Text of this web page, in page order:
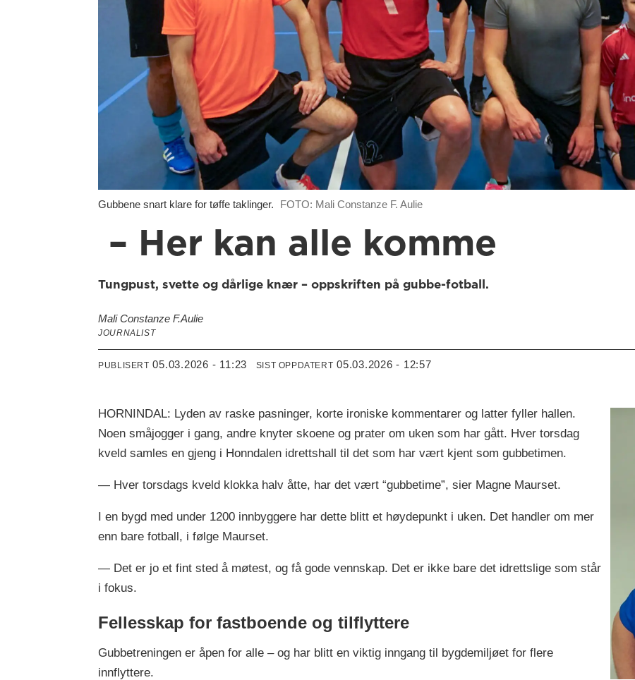
Gubbene snart klare for tøffe taklinger. FOTO: Mali Constanze F. Aulie
– Her kan alle komme
Tungpust, svette og dårlige knær – oppskriften på gubbe-fotball.
Mali Constanze F.Aulie
JOURNALIST
PUBLISERT 05.03.2026 - 11:23 SIST OPPDATERT 05.03.2026 - 12:57
HORNINDAL: Lyden av raske pasninger, korte ironiske kommentarer og latter fyller hallen.
Noen småjogger i gang, andre knyter skoene og prater om uken som har gått. Hver torsdag
kveld samles en gjeng i Honndalen idrettshall til det som har vært kjent som gubbetimen.
— Hver torsdags kveld klokka halv åtte, har det vært “gubbetime”, sier Magne Maurset.
I en bygd med under 1200 innbyggere har dette blitt et høydepunkt i uken. Det handler om mer
enn bare fotball, i følge Maurset.
— Det er jo et fint sted å møtest, og få gode vennskap. Det er ikke bare det idrettslige som står
i fokus.
Fellesskap for fastboende og tilflyttere
Gubbetreningen er åpen for alle – og har blitt en viktig inngang til bygdemiljøet for flere
innflyttere.